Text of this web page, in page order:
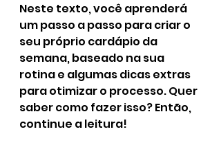
Neste texto, você aprenderá
um passo a passo para criar o
seu próprio cardápio da
semana, baseado na sua
rotina e algumas dicas extras
para otimizar o processo. Quer
saber como fazer isso? Então,
continue a leitura!